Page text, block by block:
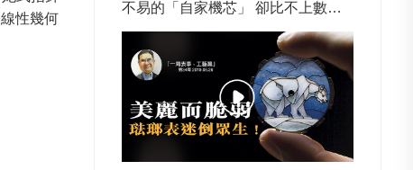
性幾何
不易的「自家機芯」 卻比不上數十
塊錢的ETA？